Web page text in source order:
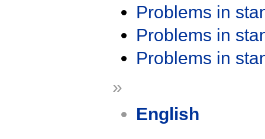
Problems in
Problems in
Problems in
»
English